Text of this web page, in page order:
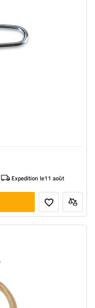
Expedition le11 août